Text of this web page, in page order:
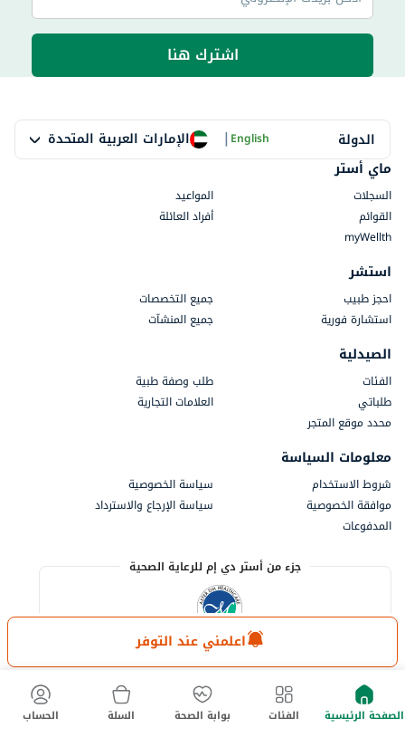
اعلمني عند التوفر
اشترك هنا
الدولة الإمارات العربية المتحدة |English
ماي أستر
السجلات
المواعيد
القوائم
أفراد العائلة
myWellth
استشر
احجز طبيب
جميع التخصصات
استشارة فورية
جميع المنشآت
الصيدلية
الفئات
طلب وصفة طبية
طلباتي
العلامات التجارية
محدد موقع المتجر
معلومات السياسة
شروط الاستخدام
سياسة الخصوصية
موافقة الخصوصية
سياسة الإرجاع والاسترداد
المدفوعات
جزء من أستر دي إم للرعاية الصحية
الصفحة الرئيسية الفئات بوابة الصحة السلة الحساب